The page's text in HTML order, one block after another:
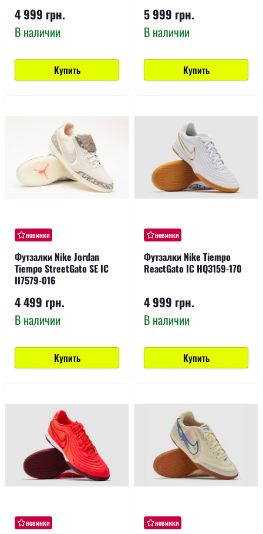
4 999 грн.
В наличии
Купить
5 999 грн.
В наличии
Купить
новинки
Футзалки Nike Jordan
Tiempo StreetGato SE IC
II7579-016
4 499 грн.
В наличии
Купить
новинки
Футзалки Nike Tiempo
ReactGato IC HQ3159-170
4 999 грн.
В наличии
Купить
новинки новинки